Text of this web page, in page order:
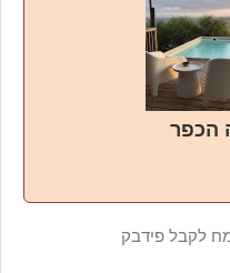
הכפר
לקבל פידבק